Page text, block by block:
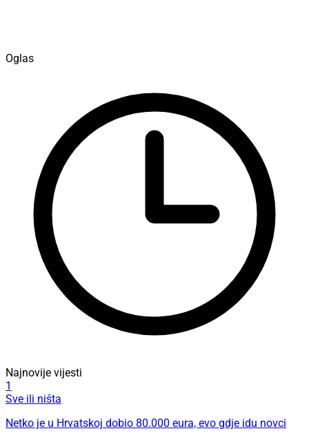
Oglas
Najnovije vijesti
1
Sve ili ništa
Netko je u Hrvatskoj dobio 80.000 eura, evo gdje idu novci